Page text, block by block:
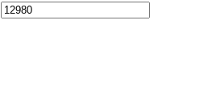
Максимальная
цена